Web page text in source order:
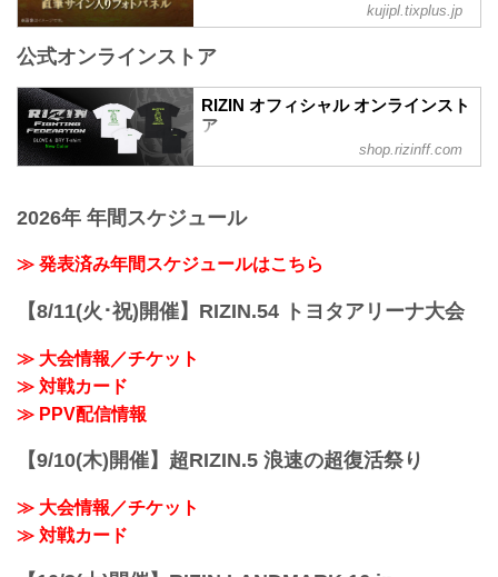
kujipl.tixplus.jp
公式オンラインストア
RIZIN オフィシャル オンラインスト
ア
日本の総合格闘技団体「RIZIN（ライジ
う。
shop.rizinff.com
2026年 年間スケジュール
≫ 発表済み年間スケジュールはこちら
【8/11(火･祝)開催】RIZIN.54 トヨタアリーナ大会
≫ 大会情報／チケット
≫ 対戦カード
≫ PPV配信情報
【9/10(木)開催】超RIZIN.5 浪速の超復活祭り
≫ 大会情報／チケット
≫ 対戦カード